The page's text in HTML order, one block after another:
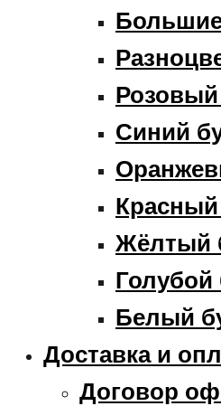
Розовый
Синий
Красный
Жёлтый
Голубой
Белый
Доставка и
Договор